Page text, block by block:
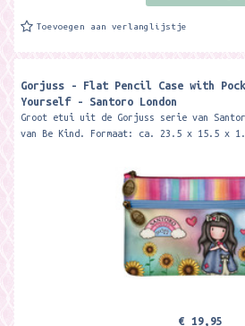
Toevoegen aan verlanglijstje
Gorjuss - Flat Pencil Case with
Yourself - Santoro London
Groot etui uit de Gorjuss serie van
van Be Kind. Formaat: ca. 23.5 x 15.5 x
€ 19,95